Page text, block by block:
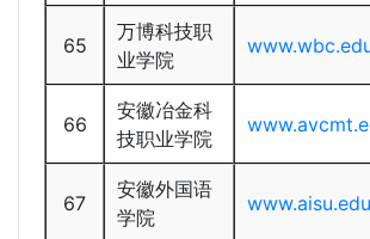
65
万博科技职
业学院
66
安徽冶金科
技职业学院
67
安徽外国语
学院